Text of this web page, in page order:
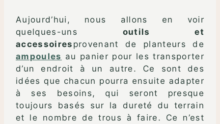
Aujourd’hui, nous allons en voir
quelques-uns outils et
accessoires provenant de planteurs de
ampoules au panier pour les transporter
d’un endroit à un autre. Ce sont des
idées que chacun pourra ensuite adapter
à ses besoins, qui seront presque
toujours basés sur la dureté du terrain
et le nombre de trous à faire. Ce n’est